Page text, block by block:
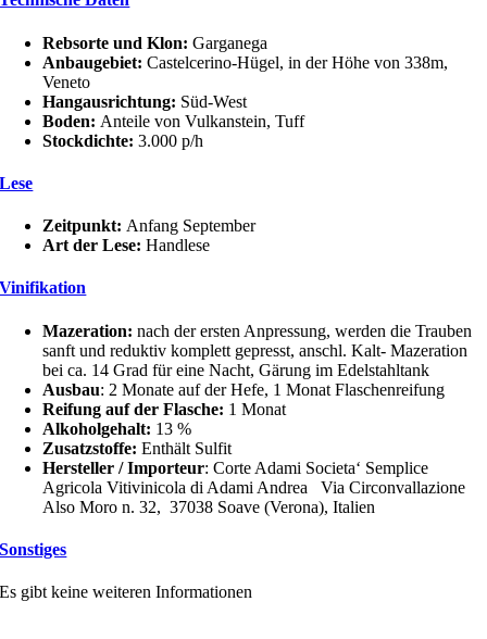
Rebsorte und Klon:Garganega
Anbaugebiet: Castelcerino-Hügel, in der Höhe von 338m,
Veneto
Hangausrichtung: Süd-West
Boden: Anteile von Vulkanstein, Tuff
Stockdichte:3.000 p/h
Lese
Zeitpunkt: Anfang September
Art der Lese: Handlese
Vinifikation
Mazeration:nach der ersten Anpressung, werden die Trauben
sanft und reduktiv komplett gepresst, anschl. Kalt- Mazeration
bei ca. 14 Grad für eine Nacht, Gärung im Edelstahltank
Ausbau: 2 Monate auf der Hefe, 1 Monat Flaschenreifung
Reifung auf der Flasche: 1 Monat
Alkoholgehalt: 13 %
Zusatzstoffe:Enthält Sulfit
Hersteller / Importeur: Corte Adami Societa‘ Semplice
Agricola Vitivinicola di Adami Andrea Via Circonvallazione
Also Moro n. 32, 37038 Soave (Verona), Italien
Sonstiges
Es gibt keine weiteren Informationen